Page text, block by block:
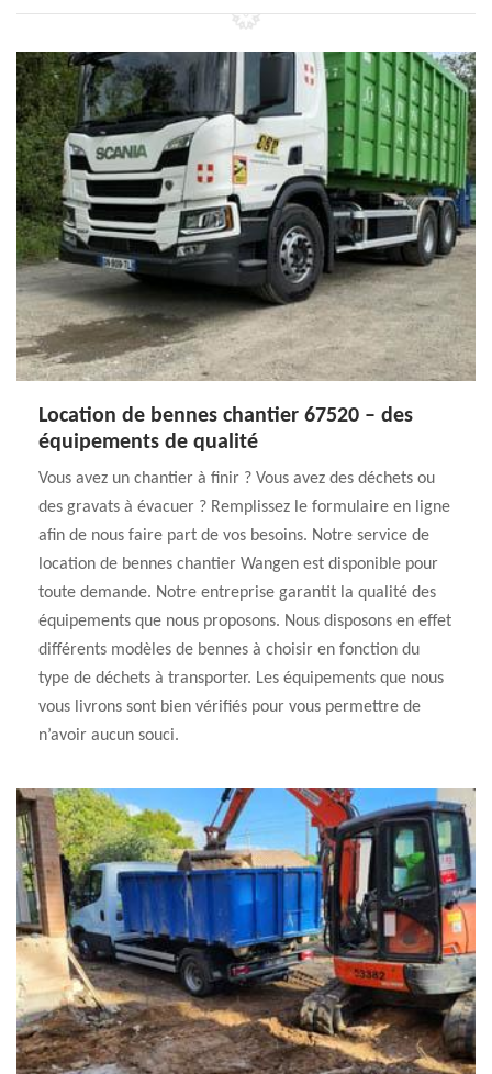
Location de bennes chantier 67520 – des
équipements de qualité
Vous avez un chantier à finir ? Vous avez des déchets ou
des gravats à évacuer ? Remplissez le formulaire en ligne
afin de nous faire part de vos besoins. Notre service de
location de bennes chantier Wangen est disponible pour
toute demande. Notre entreprise garantit la qualité des
équipements que nous proposons. Nous disposons en effet
différents modèles de bennes à choisir en fonction du
type de déchets à transporter. Les équipements que nous
vous livrons sont bien vérifiés pour vous permettre de
n’avoir aucun souci.